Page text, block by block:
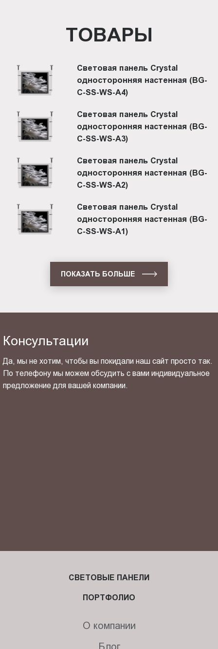
ТОВАРЫ
Световая панель Crystal
односторонняя настенная (BG-
C-SS-WS-A4)
Световая панель Crystal
односторонняя настенная (BG-
C-SS-WS-A3)
Световая панель Crystal
односторонняя настенная (BG-
C-SS-WS-A2)
Световая панель Crystal
односторонняя настенная (BG-
C-SS-WS-A1)
ПОКАЗАТЬ БОЛЬШЕ
Консультации
Да, мы не хотим, чтобы вы покидали наш сайт просто так.
По телефону мы можем обсудить с вами индивидуальное
предложение для вашей компании.
СВЕТОВЫЕ ПАНЕЛИ
ПОРТФОЛИО
О компании
Блог